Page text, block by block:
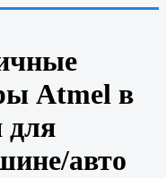
Atmel в
для
авто